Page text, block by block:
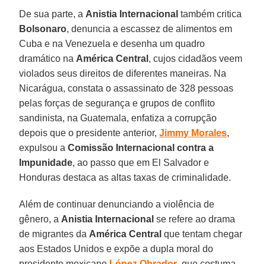
De sua parte, a Anistia Internacional também critica
Bolsonaro, denuncia a escassez de alimentos em
Cuba e na Venezuela e desenha um quadro
dramático na América Central , cujos cidadãos veem
violados seus direitos de diferentes maneiras. Na
Nicarágua, constata o assassinato de 328 pessoas
pelas forças de segurança e grupos de conflito
sandinista, na Guatemala, enfatiza a corrupção
depois que o presidente anterior,Jimmy Morales,
expulsou aComissão Internacional contra a
Impunidade, ao passo que em El Salvador e
Honduras destaca as altas taxas de criminalidade.
Além de continuar denunciando a violência de
gênero, a Anistia Internacional se refere ao drama
de migrantes da América Central que tentam chegar
aos Estados Unidos e expõe a dupla moral do